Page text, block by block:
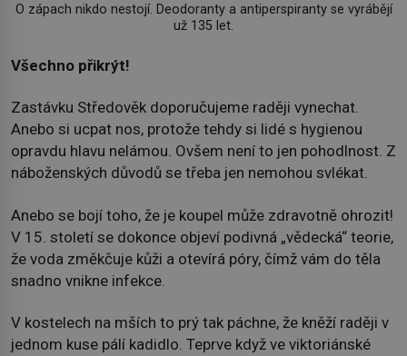
O zápach nikdo nestojí. Deodoranty a antiperspiranty se vyrábějí
už 135 let.
Všechno přikrýt!
Zastávku Středověk doporučujeme raději vynechat.
Anebo si ucpat nos, protože tehdy si lidé s hygienou
opravdu hlavu nelámou. Ovšem není to jen pohodlnost. Z
náboženských důvodů se třeba jen nemohou svlékat.
Anebo se bojí toho, že je koupel může zdravotně ohrozit!
V 15. století se dokonce objeví podivná „vědecká“ teorie,
že voda změkčuje kůži a otevírá póry, čímž vám do těla
snadno vnikne infekce.
V kostelech na mších to prý tak páchne, že kněží raději v
jednom kuse pálí kadidlo. Teprve když ve viktoriánské